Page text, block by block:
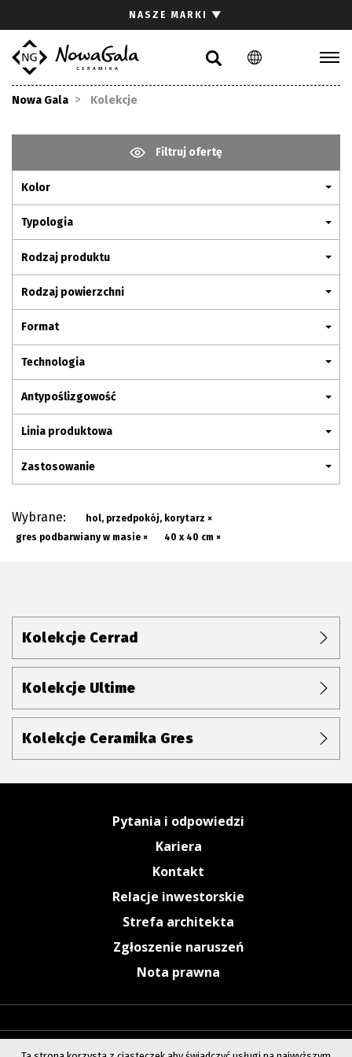
PL EN
NASZE MARKI ▼
Nowa Gala Kolekcje
Filtruj ofertę
Kolor
Typologia
Rodzaj produktu
Rodzaj powierzchni
Format
Technologia
Antypoślizgowość
Linia produktowa
Zastosowanie
Wybrane:
hol, przedpokój, korytarz ×
gres podbarwiany w masie ×
40 x 40 cm ×
Kolekcje Cerrad
Kolekcje Ultime
Kolekcje Ceramika Gres
Pytania i odpowiedzi
Kariera
Kontakt
Relacje inwestorskie
Strefa architekta
Zgłoszenie naruszeń
Nota prawna
Gdzie kupić
Pliki do pobrania
Pytania i odpowiedzi
Kariera
Kontakt
Komunikacja z akcjonariuszami